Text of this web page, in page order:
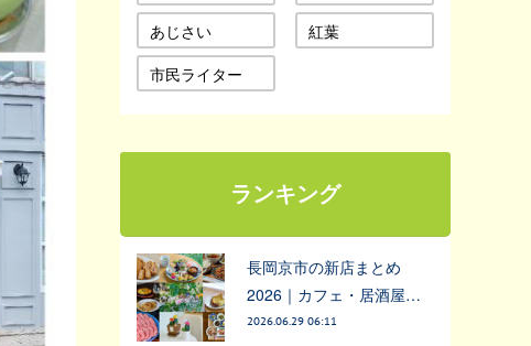
あじさい
紅葉
市民ライター
ランキング
長岡京市の新店まとめ
2026｜カフェ・居酒屋…
2026.06.29 06:11